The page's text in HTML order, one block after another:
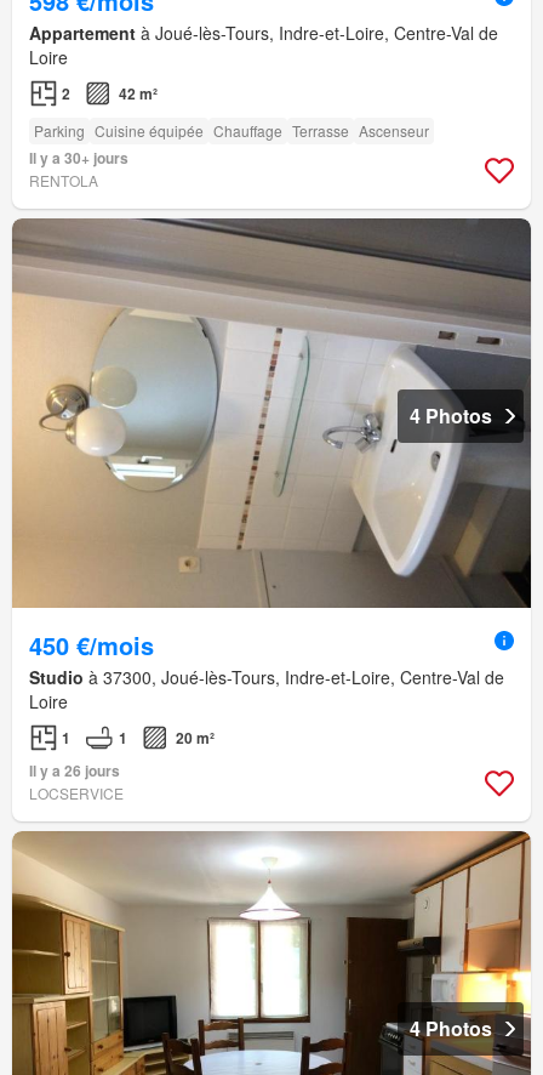
Appartement à Joué-lès-Tours, Indre-et-Loire, Centre-Val de
Loire
2 42 m²
Parking Cuisine équipée Chauffage Terrasse Ascenseur
Il y a 30+ jours
RENTOLA
4 Photos
450 €/mois
Studio à 37300, Joué-lès-Tours, Indre-et-Loire, Centre-Val de
Loire
1 1
20 m²
Il y a 26 jours
LOCSERVICE
4 Photos